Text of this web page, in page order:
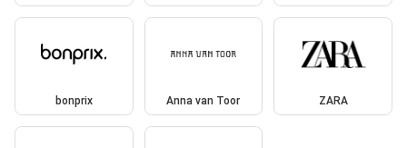
bonprix Anna van Toor ZARA